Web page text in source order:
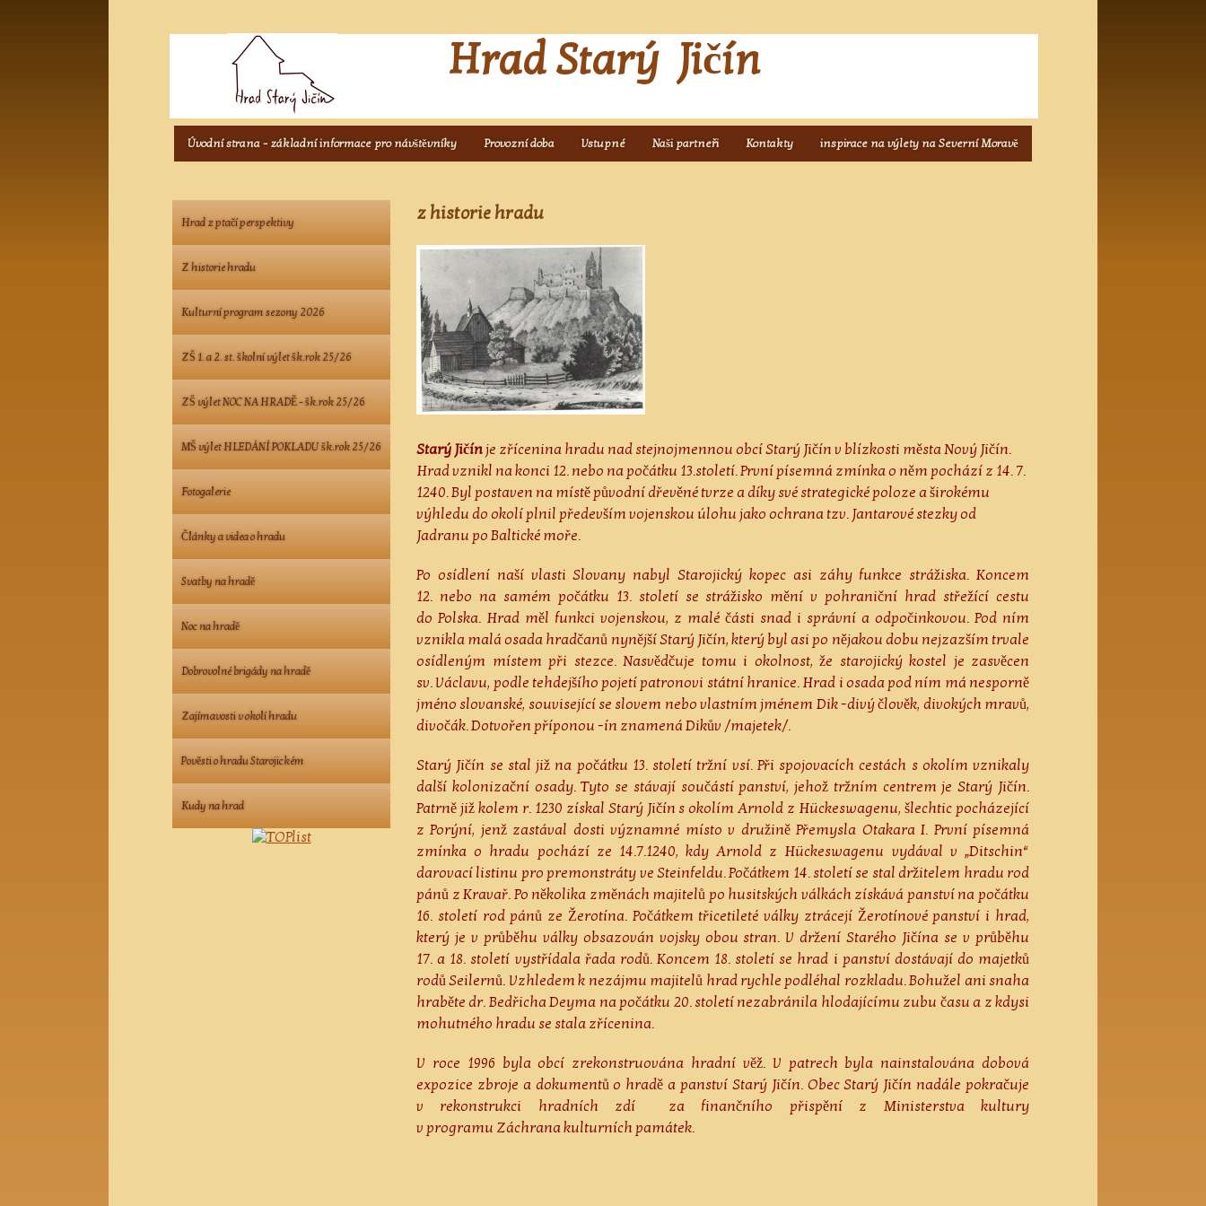
z historie hradu
Starý Jičínje zřícenina hradu nad stejnojmennou obcí Starý Jičín v blízkosti města Nový Jičín.
Hrad vznikl na konci 12. nebo na počátku 13.století. První písemná zmínka o něm pochází z 14. 7.
1240. Byl postaven na místě původní dřevěné tvrze a díky své strategické poloze a širokému
výhledu do okolí plnil především vojenskou úlohu jako ochrana tzv. Jantarové stezky od
Jadranu po Baltické moře.
Po osídlení naší vlasti Slovany nabyl Starojický kopec asi záhy funkce strážiska. Koncem
12. nebo na samém počátku 13. století se strážisko mění v pohraniční hrad střežící cestu
do Polska. Hrad měl funkci vojenskou, z malé části snad i správní a odpočinkovou. Pod ním
vznikla malá osada hradčanů nynější Starý Jičín, který byl asi po nějakou dobu nejzazším trvale
osídleným místem při stezce. Nasvědčuje tomu i okolnost, že starojický kostel je zasvěcen
sv. Václavu, podle tehdejšího pojetí patronovi státní hranice. Hrad i osada pod ním má nesporně
jméno slovanské, související se slovem nebo vlastním jménem Dik -divý člověk, divokých mravů,
divočák. Dotvořen příponou -ín znamená Dikův /majetek/.
Starý Jičín se stal již na počátku 13. století tržní vsí. Při spojovacích cestách s okolím vznikaly
další kolonizační osady. Tyto se stávají součástí panství, jehož tržním centrem je Starý Jičín.
Patrně již kolem r. 1230 získal Starý Jičín s okolím Arnold z Hückeswagenu, šlechtic pocházející
z Porýní, jenž zastával dosti významné místo v družině Přemysla Otakara I. První písemná
zmínka o hradu pochází ze 14.7.1240, kdy Arnold z Hückeswagenu vydával v „Ditschin“
darovací listinu pro premonstráty ve Steinfeldu. Počátkem 14. století se stal držitelem hradu rod
pánů z Kravař. Po několika změnách majitelů po husitských válkách získává panství na počátku
16. století rod pánů ze Žerotína. Počátkem třicetileté války ztrácejí Žerotínové panství i hrad,
který je v průběhu války obsazován vojsky obou stran. V držení Starého Jičína se v průběhu
17. a 18. století vystřídala řada rodů. Koncem 18. století se hrad i panství dostávají do majetků
rodů Seilernů. Vzhledem k nezájmu majitelů hrad rychle podléhal rozkladu. Bohužel ani snaha
hraběte dr. Bedřicha Deyma na počátku 20. století nezabránila hlodajícímu zubu času a z kdysi
mohutného hradu se stala zřícenina.
V roce 1996 byla obcí zrekonstruována hradní věž. V patrech byla nainstalována dobová
expozice zbroje a dokumentů o hradě a panství Starý Jičín. Obec Starý Jičín nadále pokračuje
v rekonstrukci hradních zdí za finančního přispění z Ministerstva kultury
v programu Záchrana kulturních památek.
Hrad z ptačí perspektivy
Z historie hradu
Kulturní program sezony 2026
ZŠ 1. a 2. st. školní výlet šk.rok 25/26
ZŠ výlet NOC NA HRADĚ - šk.rok 25/26
MŠ výlet HLEDÁNÍ POKLADU šk.rok 25/26
Fotogalerie
Články a videa o hradu
Svatby na hradě
Noc na hradě
Dobrovolné brigády na hradě
Zajímavosti v okolí hradu
Pověsti o hradu Starojickém
Kudy na hrad
Hrad Starý Jičín
Úvodní strana - základní informace pro návštěvníky Provozní doba Vstupné Naši partneři Kontakty inspirace na výlety na Severní Moravě